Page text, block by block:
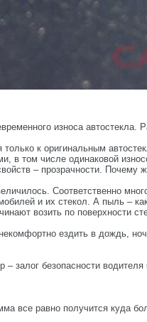
износа автостекла.
к оригинальным
том числе одинаковой
– прозрачности. Почему
Соответственно
и их стекол. А пыль –
возить по поверхности
ездить в дождь,
залог безопасности
все равно получится куда